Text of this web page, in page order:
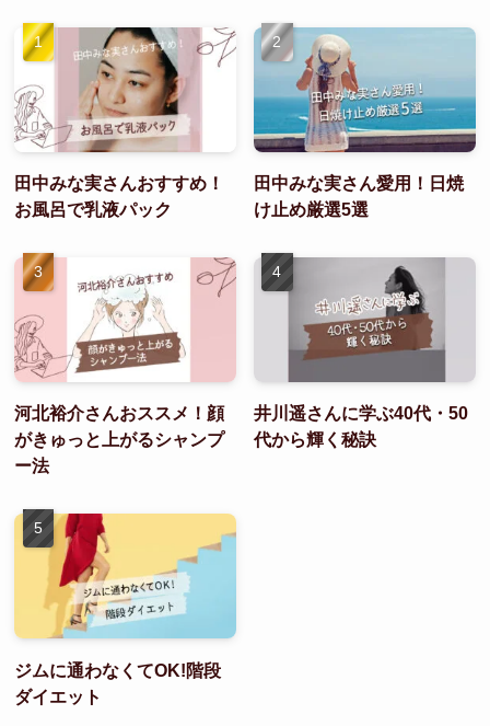
田中みな実さんおすすめ！
お風呂で乳液パック
田中みな実さん愛用！日焼
け止め厳選5選
河北裕介さんおススメ！顔
がきゅっと上がるシャンプ
ー法
井川遥さんに学ぶ40代・50
代から輝く秘訣
ジムに通わなくてOK!階段
ダイエット